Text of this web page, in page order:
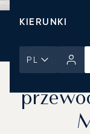
KIERUNKI
PL